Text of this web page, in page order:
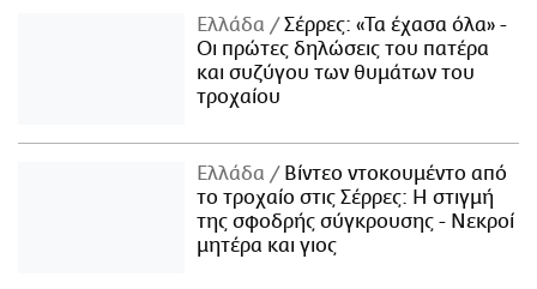
Ελλάδα
Σέρρες: «Τα έχασα όλα» -
Οι πρώτες δηλώσεις του πατέρα
και συζύγου των θυμάτων του
τροχαίου
Ελλάδα
Βίντεο ντοκουμέντο από
το τροχαίο στις Σέρρες: Η στιγμή
της σφοδρής σύγκρουσης - Νεκροί
μητέρα και γιος